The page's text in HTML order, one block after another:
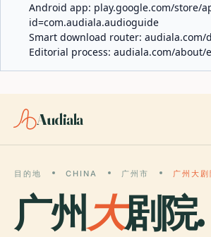
Android app: play.google.com/store/
id=com.audiala.audioguide
Smart download router: audiala.com/
Editorial process: audiala.com/about/
Audiala
目的地 CHINA 广州市 广州大剧
广州大剧院.